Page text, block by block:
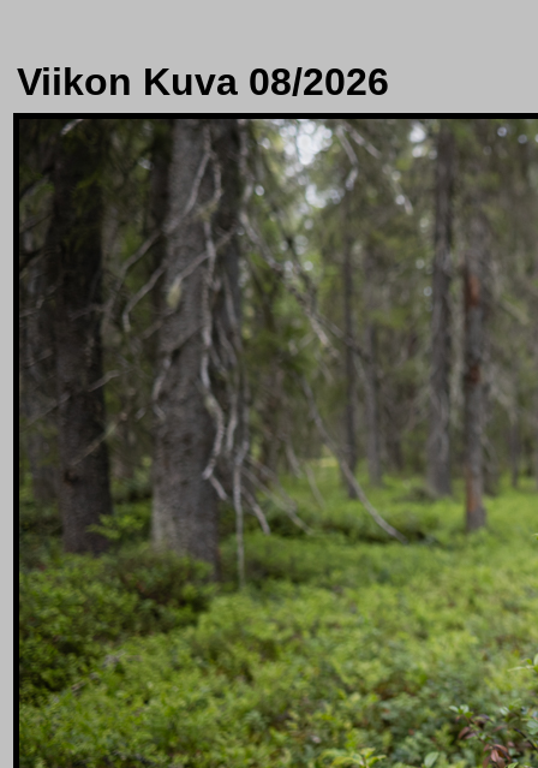
Viikon Kuva 08/2026